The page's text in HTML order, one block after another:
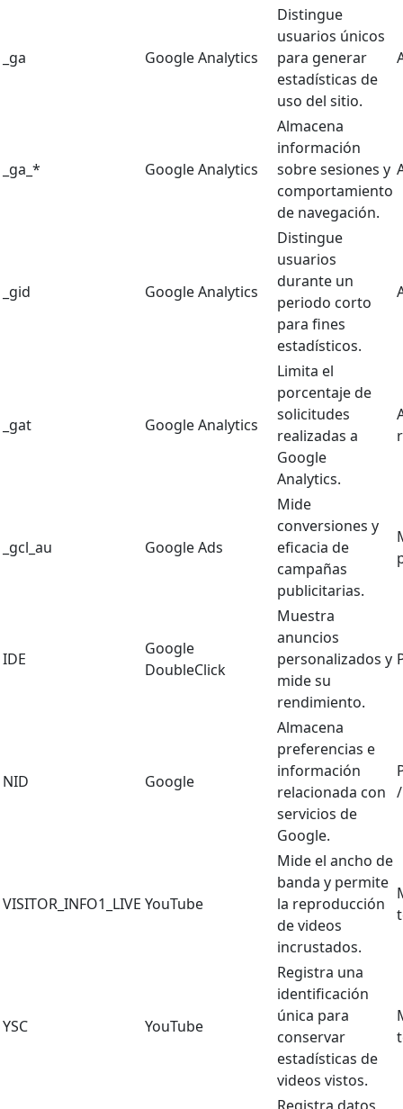
_ga Google Analytics
Distingue
usuarios únicos
para generar
estadísticas de
uso del sitio.
_ga_* Google Analytics
Almacena
información
sobre sesiones y
comportamiento
de navegación.
_gid Google Analytics
Distingue
usuarios
durante un
periodo corto
para fines
estadísticos.
_gat Google Analytics
Limita el
porcentaje de
solicitudes
realizadas a
Google
Analytics.
_gcl_au Google Ads
Mide
conversiones y
eficacia de
campañas
publicitarias.
IDE
Google
DoubleClick
Muestra
anuncios
personalizados y
mide su
rendimiento.
NID Google
Almacena
preferencias e
información
relacionada con
servicios de
Google.
VISITOR_INFO1_LIVE YouTube
Mide el ancho de
banda y permite
la reproducción
de videos
incrustados.
YSC YouTube
Registra una
identificación
única para
conservar
estadísticas de
videos vistos.